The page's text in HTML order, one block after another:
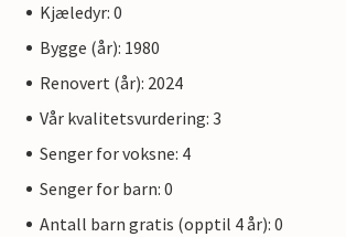
Kjæledyr: 0
Bygge (år): 1980
Renovert (år): 2024
Vår kvalitetsvurdering: 3
Senger for voksne: 4
Senger for barn: 0
Antall barn gratis (opptil 4 år): 0